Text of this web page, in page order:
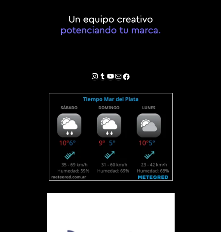
Instagram
Tumblr
YouTube
Correo electrónico
Facebook